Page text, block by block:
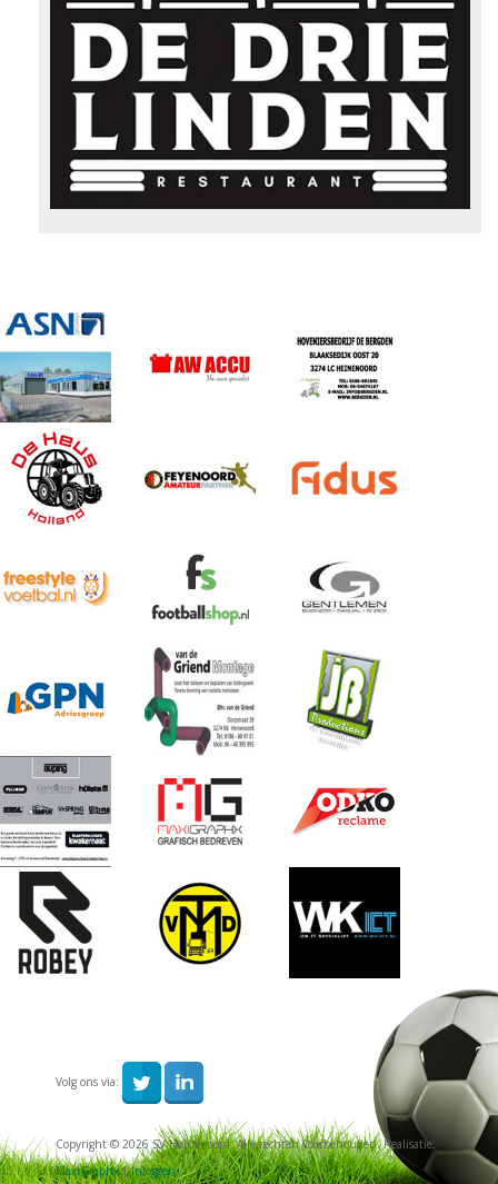
Volg ons via:
Copyright © 2026 SV Heinenoord. Alle rechten voorbehouden. Realisatie:
MaxiGraphx|Inloggen